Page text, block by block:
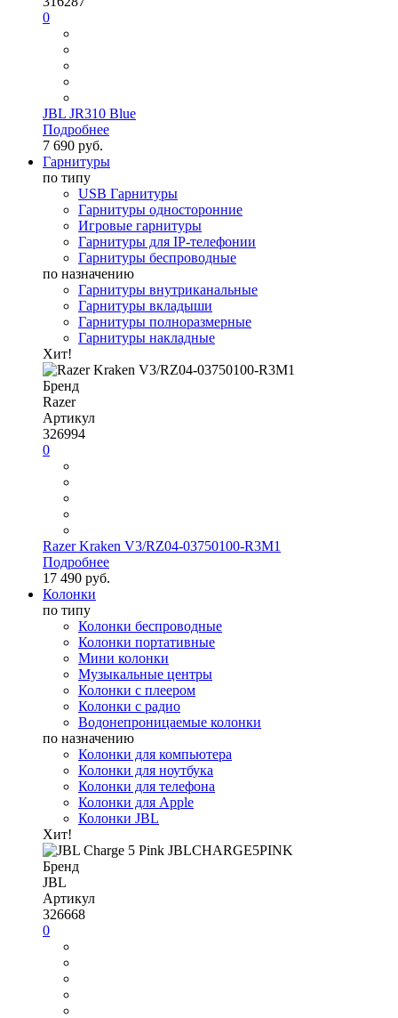
0
JBL JR310 Blue
Подробнее
7 690 руб.
Гарнитуры
по типу
USB Гарнитуры
Гарнитуры односторонние
Игровые гарнитуры
Гарнитуры для IP-телефонии
Гарнитуры беспроводные
по назначению
Гарнитуры внутриканальные
Гарнитуры вкладыши
Гарнитуры полноразмерные
Гарнитуры накладные
Хит!
Бренд
Razer
Артикул
326994
0
Razer Kraken V3/RZ04-03750100-R3M1
Подробнее
17 490 руб.
Колонки
по типу
Колонки беспроводные
Колонки портативные
Мини колонки
Музыкальные центры
Колонки с плеером
Колонки с радио
Водонепроницаемые колонки
по назначению
Колонки для компьютера
Колонки для ноутбука
Колонки для телефона
Колонки для Apple
Колонки JBL
Хит!
Бренд
JBL
Артикул
326668
0